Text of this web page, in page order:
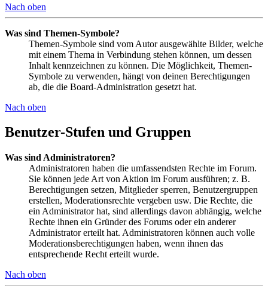
Nach oben
Was sind Themen-Symbole?
Themen-Symbole sind vom Autor ausgewählte Bilder, welche
mit einem Thema in Verbindung stehen können, um dessen
Inhalt kennzeichnen zu können. Die Möglichkeit, Themen-
Symbole zu verwenden, hängt von deinen Berechtigungen
ab, die die Board-Administration gesetzt hat.
Nach oben
Benutzer-Stufen und Gruppen
Was sind Administratoren?
Administratoren haben die umfassendsten Rechte im Forum.
Sie können jede Art von Aktion im Forum ausführen; z. B.
Berechtigungen setzen, Mitglieder sperren, Benutzergruppen
erstellen, Moderationsrechte vergeben usw. Die Rechte, die
ein Administrator hat, sind allerdings davon abhängig, welche
Rechte ihnen ein Gründer des Forums oder ein anderer
Administrator erteilt hat. Administratoren können auch volle
Moderationsberechtigungen haben, wenn ihnen das
entsprechende Recht erteilt wurde.
Nach oben